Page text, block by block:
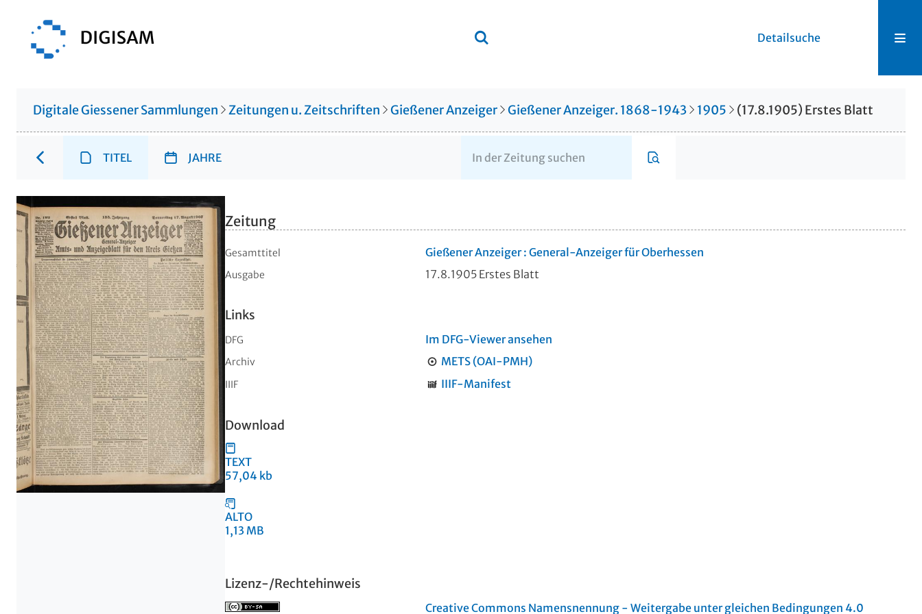
Detailsuche
Digitale Giessener Sammlungen Zeitungen u. Zeitschriften Gießener Anzeiger Gießener Anzeiger. 1868-1943 1905 (17.8.1905) Erstes Blatt
TITEL JAHRE
Zeitung
Gesamttitel Gießener Anzeiger : General-Anzeiger für Oberhessen
Ausgabe 17.8.1905 Erstes Blatt
Links
DFG Im DFG-Viewer ansehen
Archiv METS (OAI-PMH)
IIIF IIIF-Manifest
Download
TEXT
57,04 kb
ALTO
1,13 MB
Lizenz-/Rechtehinweis
Creative Commons Namensnennung - Weitergabe unter gleichen Bedingungen 4.0